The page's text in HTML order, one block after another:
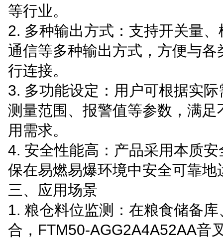
等行业。
2. 多种输出方式：支持开关量
通信等多种输出方式，方便与各
行连接。
3. 多功能设定：用户可根据实
测量范围、报警值等参数，满足
用需求。
4. 安全性能高：产品采用本质
保在易燃易爆环境中安全可靠地
三、应用场景
1. 粮仓料位监测：在粮食储备
合，FTM50-AGG2A4A52AA音